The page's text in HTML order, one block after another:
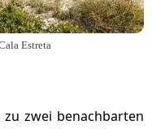
Estreta
zwei benachbarten